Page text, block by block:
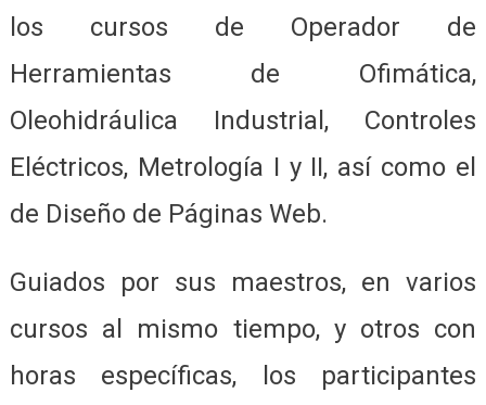
los cursos de Operador de
Herramientas de Ofimática,
Oleohidráulica Industrial, Controles
Eléctricos, Metrología I y II, así como el
de Diseño de Páginas Web.
Guiados por sus maestros, en varios
cursos al mismo tiempo, y otros con
horas específicas, los participantes